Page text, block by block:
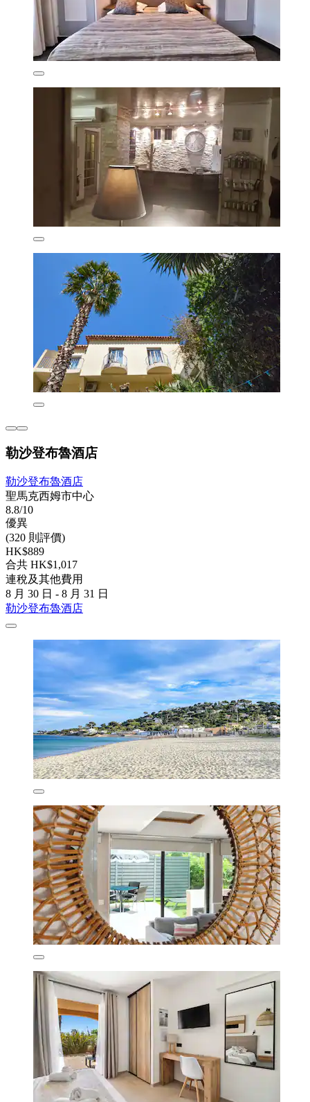
勒沙登布魯酒店
勒沙登布魯酒店
聖馬克西姆市中心
8.8/10
優異
(320 則評價)
HK$889
合共 HK$1,017
連稅及其他費用
8 月 30 日 - 8 月 31 日
勒沙登布魯酒店